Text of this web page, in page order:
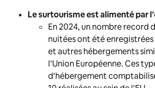
Le surtourisme est alimenté par
En 2024, un nombre record
nuitées ont été
et autres hébergements
l’Union Européenne. Ces
d’hébergement